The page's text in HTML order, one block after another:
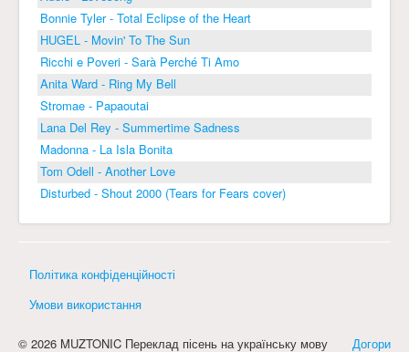
Bonnie Tyler - Total Eclipse of the Heart
HUGEL - Movin' To The Sun
Ricchi e Poveri - Sarà Perché Ti Amo
Anita Ward - Ring My Bell
Stromae - Papaoutai
Lana Del Rey - Summertime Sadness
Madonna - La Isla Bonita
Tom Odell - Another Love
Disturbed - Shout 2000 (Tears for Fears cover)
Політика конфіденційності
Умови використання
Догори
© 2026 MUZTONIC Переклад пісень на українську мову